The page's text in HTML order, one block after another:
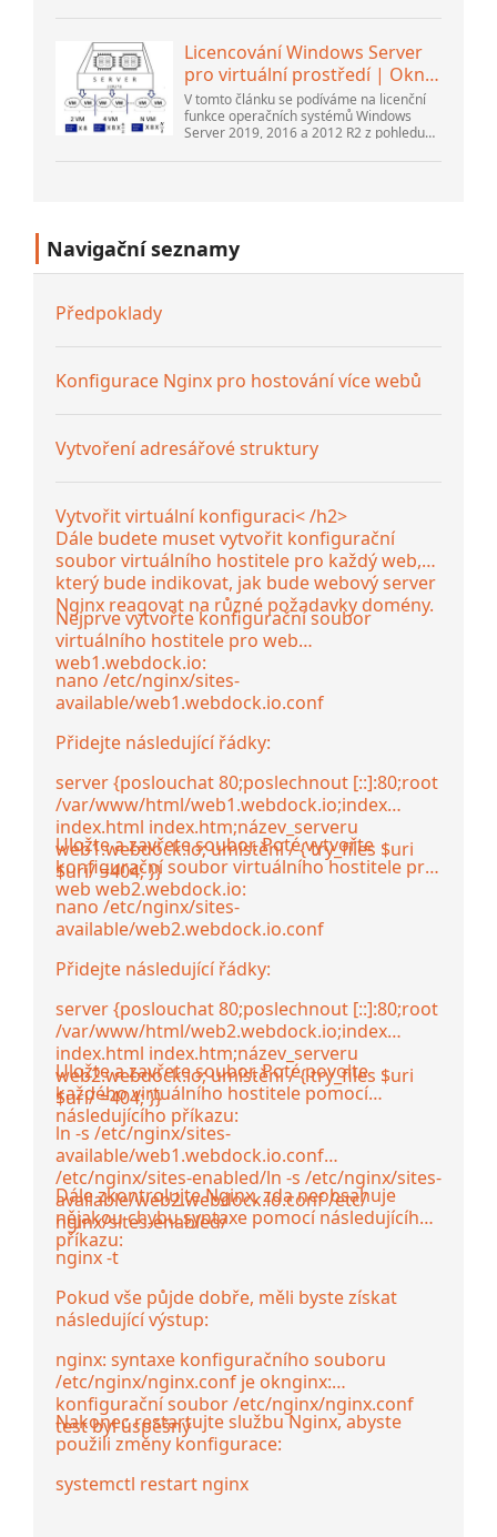
prostředích v místním prostředí a v...
Licencování Windows Server
pro virtuální prostředí | Okna
...
V tomto článku se podíváme na licenční
funkce operačních systémů Windows
Server 2019, 2016 a 2012 R2 z pohledu
Microsoft. Také si povíme o pravidle...
Navigační seznamy
Předpoklady
Konfigurace Nginx pro hostování více webů
Vytvoření adresářové struktury
Vytvořit virtuální konfiguraci< /h2>
Dále budete muset vytvořit konfigurační
soubor virtuálního hostitele pro každý web,
který bude indikovat, jak bude webový server
Nginx reagovat na různé požadavky domény.
Nejprve vytvořte konfigurační soubor
virtuálního hostitele pro web
web1.webdock.io:
nano /etc/nginx/sites-
available/web1.webdock.io.conf
Přidejte následující řádky:
server {poslouchat 80;poslechnout [::]:80;root
/var/www/html/web1.webdock.io;index
index.html index.htm;název_serveru
web1.webdock.io; umístění / { try_files $uri
$uri/ =404; }}
Uložte a zavřete soubor. Poté vytvořte
konfigurační soubor virtuálního hostitele pro
web web2.webdock.io:
nano /etc/nginx/sites-
available/web2.webdock.io.conf
Přidejte následující řádky:
server {poslouchat 80;poslechnout [::]:80;root
/var/www/html/web2.webdock.io;index
index.html index.htm;název_serveru
web2.webdock.io; umístění / { try_files $uri
$uri/ =404; }}
Uložte a zavřete soubor. Poté povolte
každého virtuálního hostitele pomocí
následujícího příkazu:
ln -s /etc/nginx/sites-
available/web1.webdock.io.conf
/etc/nginx/sites-enabled/ln -s /etc/nginx/sites-
available/web2.webdock.io.conf /etc/
nginx/sites-enabled/
Dále zkontrolujte Nginx, zda neobsahuje
nějakou chybu syntaxe pomocí následujícího
příkazu:
nginx -t
Pokud vše půjde dobře, měli byste získat
následující výstup:
nginx: syntaxe konfiguračního souboru
/etc/nginx/nginx.conf je oknginx:
konfigurační soubor /etc/nginx/nginx.conf
test byl úspěšný
Nakonec restartujte službu Nginx, abyste
použili změny konfigurace:
systemctl restart nginx